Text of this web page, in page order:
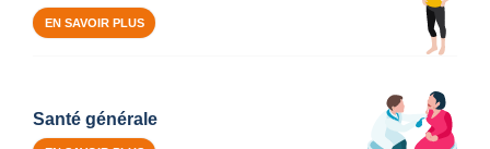
EN SAVOIR PLUS
Santé générale